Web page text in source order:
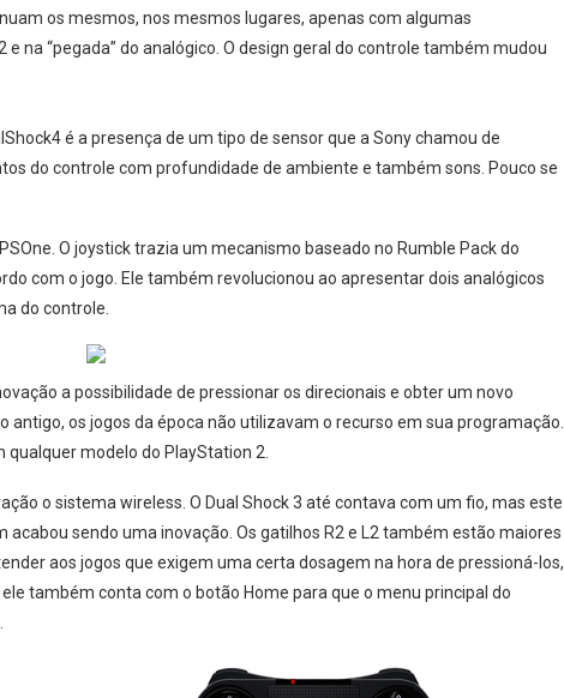
os mesmos, nos mesmos lugares, apenas com algumas
na “pegada” do analógico. O design geral do controle também mudou
é a presença de um tipo de sensor que a Sony chamou de
do controle com profundidade de ambiente e também sons. Pouco se
O joystick trazia um mecanismo baseado no Rumble Pack do
com o jogo. Ele também revolucionou ao apresentar dois analógicos
do controle.
a possibilidade de pressionar os direcionais e obter um novo
os jogos da época não utilizavam o recurso em sua programação.
modelo do PlayStation 2.
o sistema wireless. O Dual Shock 3 até contava com um fio, mas este
sendo uma inovação. Os gatilhos R2 e L2 também estão maiores
aos jogos que exigem uma certa dosagem na hora de pressioná-los,
também conta com o botão Home para que o menu principal do